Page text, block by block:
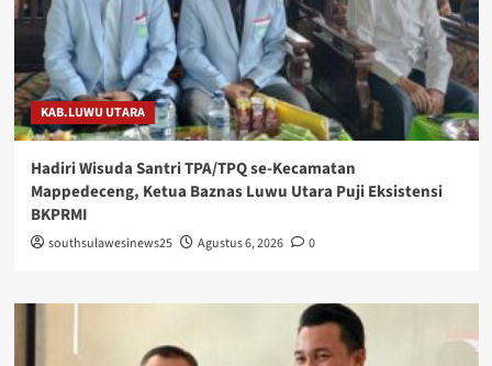
KAB.LUWU UTARA
Hadiri Wisuda Santri TPA/TPQ se-Kecamatan
Mappedeceng, Ketua Baznas Luwu Utara Puji Eksistensi
BKPRMI
southsulawesinews25 Agustus 6, 2026 0